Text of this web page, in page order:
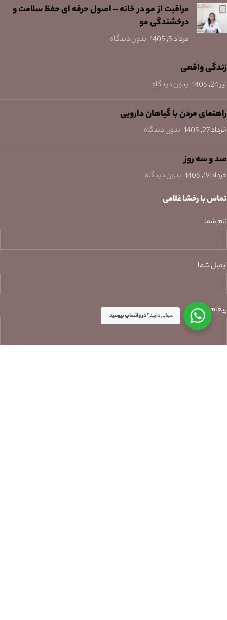
مراقبت از مو در خانه – اصول حرفه ای حفظ سلامت و
درخشندگی مو
مرداد 5, 1405 بدون دیدگاه
زندگی واقعی
تیر 24, 1405 بدون دیدگاه
راهنمای مردن با گیاهان دارویی
خرداد 27, 1405 بدون دیدگاه
صد و سه روز
خرداد 19, 1405 بدون دیدگاه
تماس با رخشا غلامی
نام شما
ایمیل شما
پیغام شما سوالی دارید؟در واتساپ بپرسید